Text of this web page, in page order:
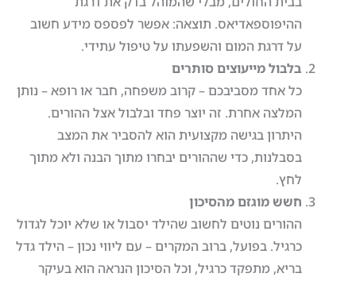
ההיפוספאדיאס. תוצאה: אפשר לפספס מידע חשוב
על דרגת המום והשפעתו על טיפול עתידי.
בלבול מייעוצים סותרים
כל אחד מסביבכם – קרוב משפחה, חבר או רופא – נותן
המלצה אחרת. זה יוצר פחד ובלבול אצל ההורים.
היתרון בגישה מקצועית הוא להסביר את המצב
בסבלנות, כדי שההורים יבחרו מתוך הבנה ולא מתוך
לחץ.
חשש מוגזם מהסיכון
ההורים נוטים לחשוב שהילד יסבול או שלא יוכל לגדול
כרגיל. בפועל, ברוב המקרים – עם ליווי נכון – הילד גדל
בריא, מתפקד כרגיל, וכל הסיכון הנראה הוא בעיקר